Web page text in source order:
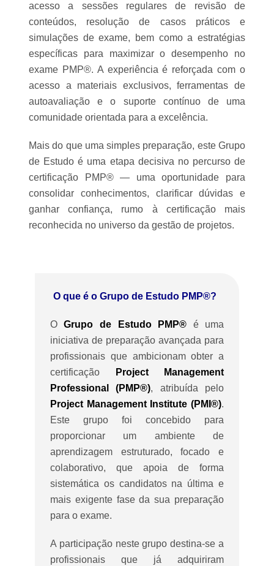
acesso a sessões regulares de revisão de
conteúdos, resolução de casos práticos e
simulações de exame, bem como a estratégias
específicas para maximizar o desempenho no
exame PMP®. A experiência é reforçada com o
acesso a materiais exclusivos, ferramentas de
autoavaliação e o suporte contínuo de uma
comunidade orientada para a excelência.
Mais do que uma simples preparação, este Grupo
de Estudo é uma etapa decisiva no percurso de
certificação PMP® — uma oportunidade para
consolidar conhecimentos, clarificar dúvidas e
ganhar confiança, rumo à certificação mais
reconhecida no universo da gestão de projetos.
O que é o Grupo de Estudo PMP®?
OGrupo de Estudo PMP® é uma
iniciativa de preparação avançada para
profissionais que ambicionam obter a
certificação
Project Management
Professional (PMP®), atribuída pelo
Project Management Institute (PMI®).
Este grupo foi concebido para
proporcionar um ambiente de
aprendizagem estruturado, focado e
colaborativo, que apoia de forma
sistemática os candidatos na última e
mais exigente fase da sua preparação
para o exame.
A participação neste grupo destina-se a
profissionais que já adquiriram